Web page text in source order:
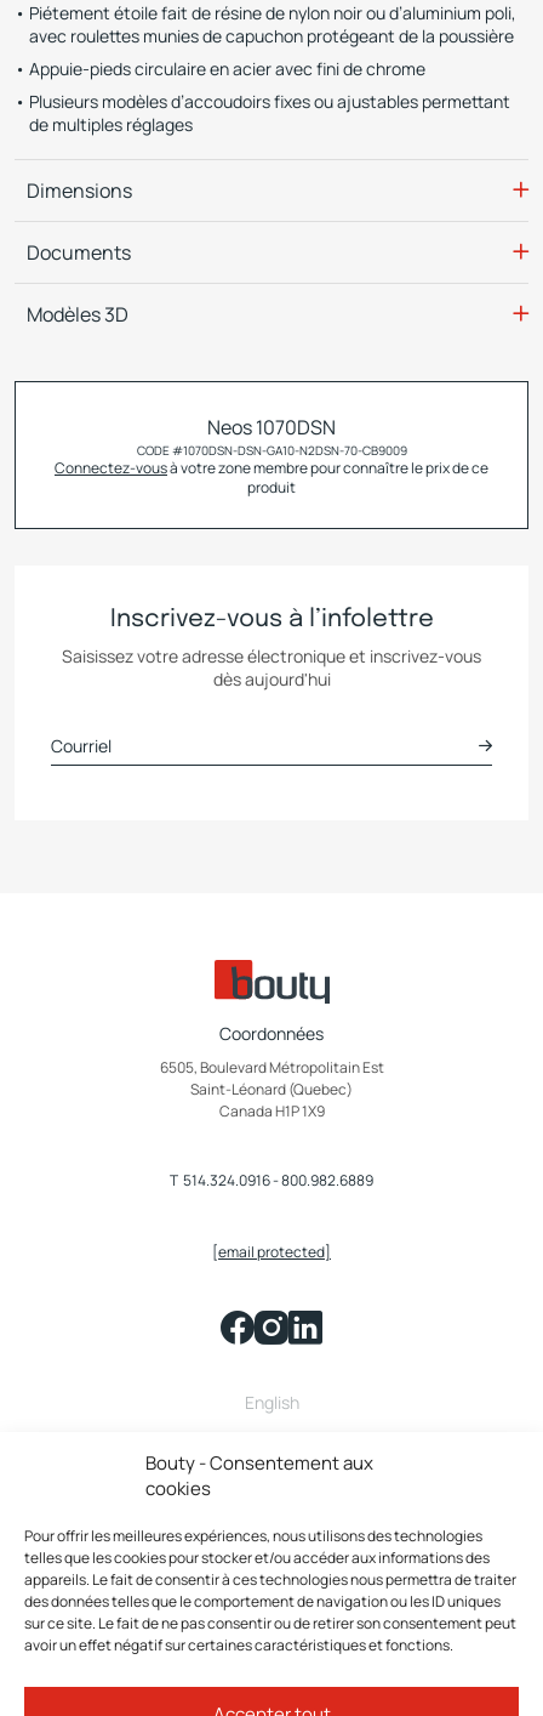
Bouty - Consentement aux
cookies
Pour offrir les meilleures expériences, nous utilisons des technologies
telles que les cookies pour stocker et/ou accéder aux informations des
appareils. Le fait de consentir à ces technologies nous permettra de traiter
des données telles que le comportement de navigation ou les ID uniques
sur ce site. Le fait de ne pas consentir ou de retirer son consentement peut
avoir un effet négatif sur certaines caractéristiques et fonctions.
Piétement étoile fait de résine de nylon noir ou d’aluminium poli,
avec roulettes munies de capuchon protégeant de la poussière
Appuie-pieds circulaire en acier avec fini de chrome
Plusieurs modèles d’accoudoirs fixes ou ajustables permettant
de multiples réglages
Dimensions
Documents
Modèles 3D
Neos 1070DSN
CODE #1070DSN-DSN-GA10-N2DSN-70-CB9009
Connectez-vousà votre zone membre pour connaître le prix de ce
produit
Inscrivez-vous à l’infolettre
Saisissez votre adresse électronique et inscrivez-vous
dès aujourd'hui
Coordonnées
6505, Boulevard Métropolitain Est
Saint-Léonard (Quebec)
Canada H1P 1X9
T 514.324.0916-800.982.6889
[email protected]
English
Bouty fait partie de la famille